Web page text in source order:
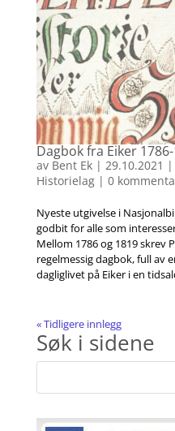
Dagbok fra Eiker
av Bent Ek| 29.10.2021 |
Historielag| 0
Nyeste utgivelse i
godbit for alle som
Mellom 1786 og 1819 skrev
regelmessig dagbok, full av
dagliglivet på Eiker i en
« Tidligere innlegg
Søk i sidene